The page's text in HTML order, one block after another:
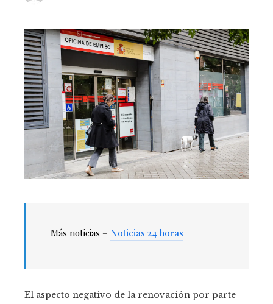
Más noticias – Noticias 24 horas
El aspecto negativo de la renovación por parte